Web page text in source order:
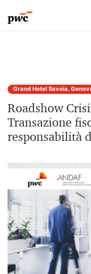
Grand Hotel Savoia,
Roadshow
Transazione
responsabilità